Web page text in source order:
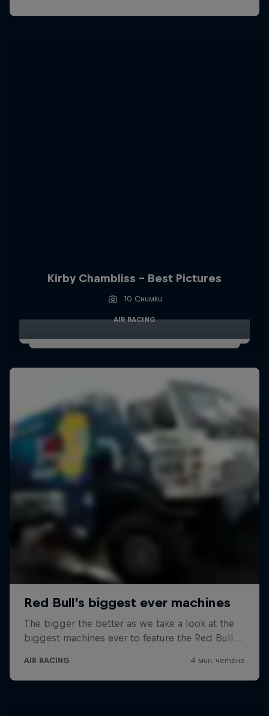
Kirby Chambliss - Best Pictures
10 Снимки
AIR RACING